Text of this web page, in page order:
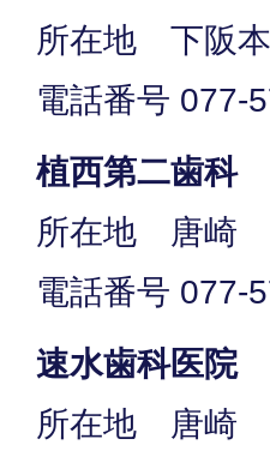
所在地 下阪本
電話番号 077-
植西第二歯科
所在地 唐崎
電話番号 077-
速水歯科医院
所在地 唐崎